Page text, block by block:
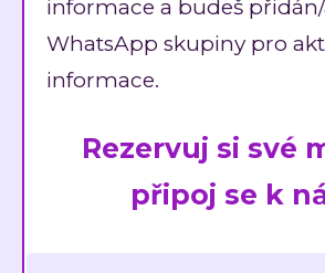
informace a budeš
WhatsApp skupiny pro
informace.
Rezervuj si své
připoj se k